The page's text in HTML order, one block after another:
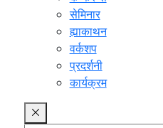
सेमिनार
ह्याकाथन
वर्कशप
प्रदर्शनी
कार्यक्रम